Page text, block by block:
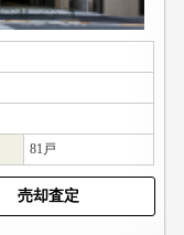
81戸
売却査定